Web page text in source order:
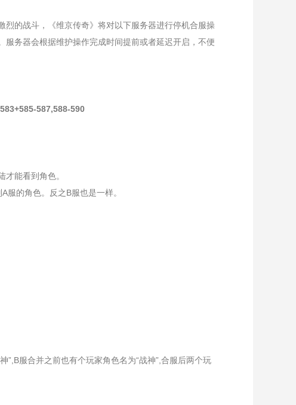
的战斗，《维京传奇》将对以下服务器进行停机合服操
务器会根据维护操作完成时间提前或者延迟开启，不便
587,588-590
能看到角色。
服的角色。反之B服也是一样。
”,B服合并之前也有个玩家角色名为“战神”,合服后两个玩